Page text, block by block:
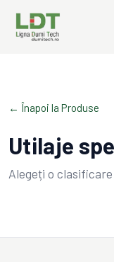
← Înapoi la Produse
Utilaje
Alegeți o